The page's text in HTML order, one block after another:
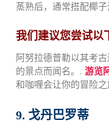
蒸熟后，通常搭配椰
我们建议您尝试以
阿努拉德普勒以其考
的景点而闻名。. 游览
和咖喱会让你的冒险
9. 戈丹巴罗蒂